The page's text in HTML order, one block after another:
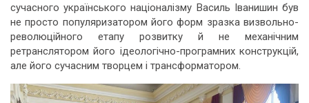
сучасного українського націоналізму Василь Іванишин був
не просто популяризатором його форм зразка визвольно-
революційного етапу розвитку й не механічним
ретранслятором його ідеологічно-програмних конструкцій,
але його сучасним творцем і трансформатором.